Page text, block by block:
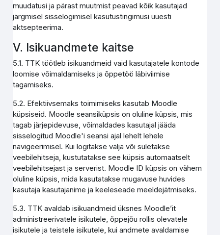
muudatusi ja pärast muutmist peavad kõik kasutajad
järgmisel sisselogimisel kasutustingimusi uuesti
aktsepteerima.
V. Isikuandmete kaitse
5.1. TTK töötleb isikuandmeid vaid kasutajatele kontode
loomise võimaldamiseks ja õppetöö läbiviimise
tagamiseks.
5.2. Efektiivsemaks toimimiseks kasutab Moodle
küpsiseid. Moodle seansiküpsis on oluline küpsis, mis
tagab järjepidevuse, võimaldades kasutajal jääda
sisselogitud Moodle'i seansi ajal lehelt lehele
navigeerimisel. Kui logitakse välja või suletakse
veebilehitseja, kustutatakse see küpsis automaatselt
veebilehitsejast ja serverist. Moodle ID küpsis on vähem
oluline küpsis, mida kasutatakse mugavuse huvides
kasutaja kasutajanime ja keeleseade meeldejätmiseks.
5.3. TTK avaldab isikuandmeid üksnes Moodle’it
administreerivatele isikutele, õppejõu rollis olevatele
isikutele ja teistele isikutele, kui andmete avaldamise